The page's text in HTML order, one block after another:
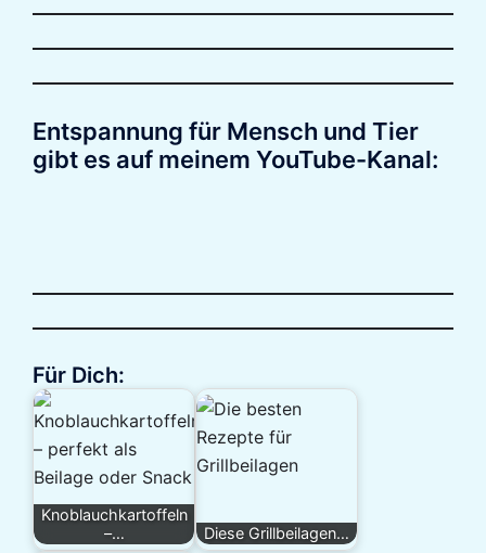
Entspannung für Mensch und Tier
gibt es auf meinem YouTube-Kanal:
Für Dich:
Knoblauchkartoffeln
–…
Diese Grillbeilagen…